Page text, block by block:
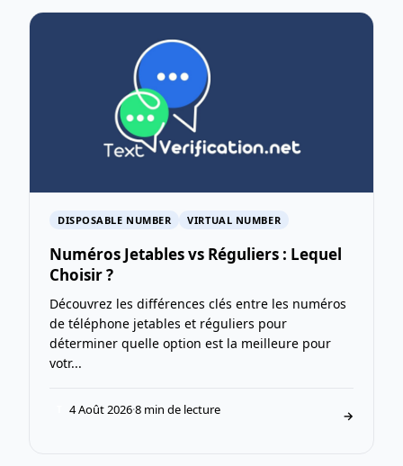
DISPOSABLE NUMBER VIRTUAL NUMBER
Numéros Jetables vs Réguliers : Lequel
Choisir ?
Découvrez les différences clés entre les numéros
de téléphone jetables et réguliers pour
déterminer quelle option est la meilleure pour
votr...
4 Août 2026·8 min de lecture →